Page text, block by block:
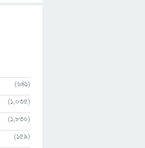
(641)
(1,035)
(1,830)
(159)